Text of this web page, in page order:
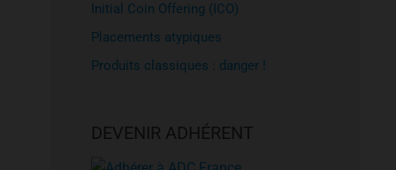
Initial Coin Offering (ICO)
Placements atypiques
Produits classiques : danger !
DEVENIR ADHÉRENT